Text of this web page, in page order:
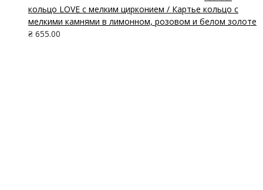
кольцо LOVE с мелким цирконием / Картье кольцо с
мелкими камнями в лимонном, розовом и белом золоте
₴ 655.00